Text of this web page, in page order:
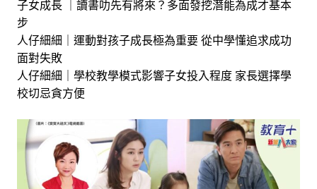
子女成長 ｜讀書叻先有將來？多面發挖潛能為成才基本
步
人仔細細｜運動對孩子成長極為重要 從中學懂追求成功
面對失敗
人仔細細｜學校教學模式影響子女投入程度 家長選擇學
校切忌貪方便